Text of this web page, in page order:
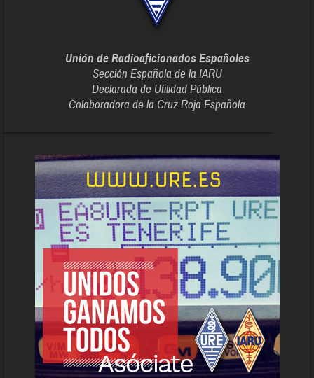
Unión de Radioaficionados Españoles
Sección Española de la IARU
Declarada de Utilidad Pública
Colaboradora de la Cruz Roja Española